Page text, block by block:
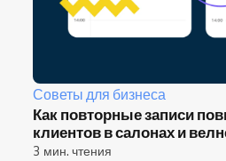
Советы для бизнеса
Как повторные записи
клиентов в салонах и
3 мин. чтения